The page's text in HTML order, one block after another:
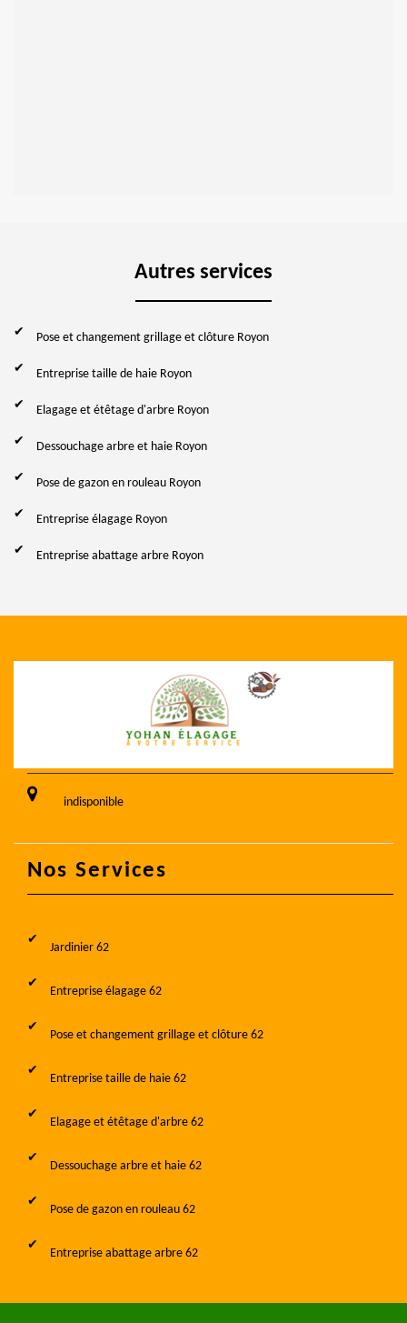
Autres services
Pose et changement grillage et clôture Royon
Entreprise taille de haie Royon
Elagage et étêtage d'arbre Royon
Dessouchage arbre et haie Royon
Pose de gazon en rouleau Royon
Entreprise élagage Royon
Entreprise abattage arbre Royon
indisponible
Nos Services
Jardinier 62
Entreprise élagage 62
Pose et changement grillage et clôture 62
Entreprise taille de haie 62
Elagage et étêtage d'arbre 62
Dessouchage arbre et haie 62
Pose de gazon en rouleau 62
Entreprise abattage arbre 62